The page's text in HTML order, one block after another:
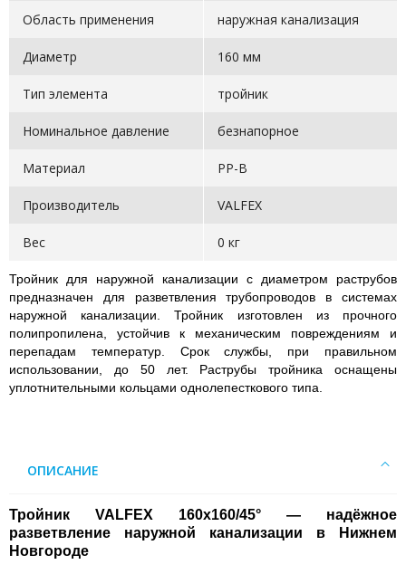
Область применения наружная канализация
Диаметр 160 мм
Тип элемента тройник
Номинальное давление безнапорное
Материал PP-B
Производитель VALFEX
Вес 0 кг
Тройник для наружной канализации с диаметром раструбов
предназначен для разветвления трубопроводов в системах
наружной канализации. Тройник изготовлен из прочного
полипропилена, устойчив к механическим повреждениям и
перепадам температур. Срок службы, при правильном
использовании, до 50 лет. Раструбы тройника оснащены
уплотнительными кольцами однолепесткового типа.
ОПИСАНИЕ
Тройник VALFEX 160х160/45° — надёжное
разветвление наружной канализации в Нижнем
Новгороде